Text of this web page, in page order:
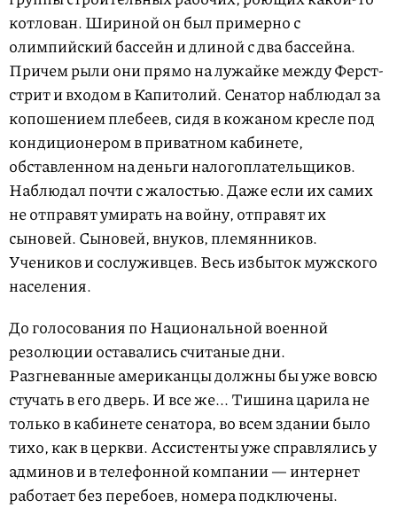
котлован. Шириной он был примерно с
олимпийский бассейн и длиной с два бассейна.
Причем рыли они прямо на лужайке между Ферст-
стрит и входом в Капитолий. Сенатор наблюдал за
копошением плебеев, сидя в кожаном кресле под
кондиционером в приватном кабинете,
обставленном на деньги налогоплательщиков.
Наблюдал почти с жалостью. Даже если их самих
не отправят умирать на войну, отправят их
сыновей. Сыновей, внуков, племянников.
Учеников и сослуживцев. Весь избыток мужского
населения.
До голосования по Национальной военной
резолюции оставались считаные дни.
Разгневанные американцы должны бы уже вовсю
стучать в его дверь. И все же... Тишина царила не
только в кабинете сенатора, во всем здании было
тихо, как в церкви. Ассистенты уже справлялись у
админов и в телефонной компании — интернет
работает без перебоев, номера подключены.